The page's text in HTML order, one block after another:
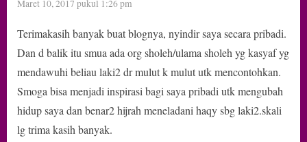
Maret 10, 2017 pukul 1:26 pm
Terimakasih banyak buat blognya, nyindir saya secara pribadi.
Dan d balik itu smua ada org sholeh/ulama sholeh yg kasyaf yg
mendawuhi beliau laki2 dr mulut k mulut utk mencontohkan.
Smoga bisa menjadi inspirasi bagi saya pribadi utk mengubah
hidup saya dan benar2 hijrah meneladani haqy sbg laki2.skali
lg trima kasih banyak.